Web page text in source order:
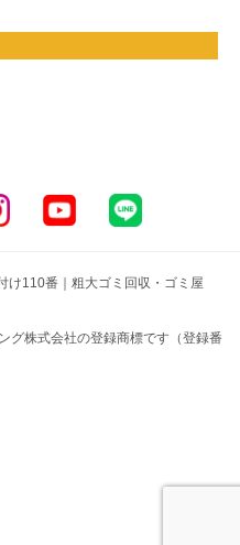
け110番｜粗大ゴミ回収・ゴミ屋
グ株式会社の登録商標です（登録番